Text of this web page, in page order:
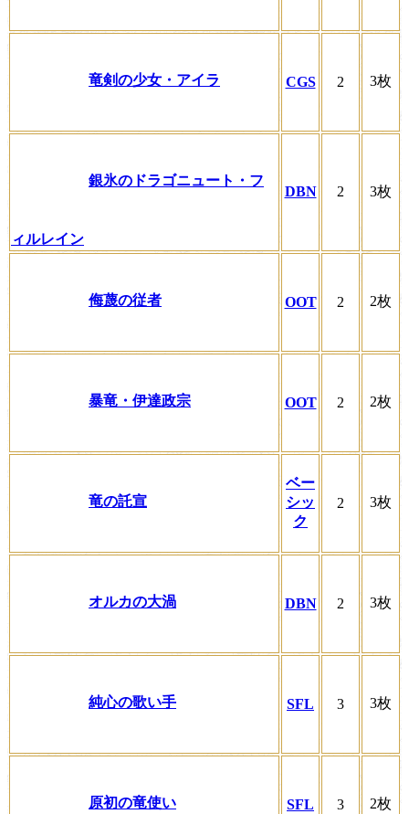
竜剣の少女・アイラ CGS 2 3枚
銀氷のドラゴニュート・フ
ィルレイン
DBN 2 3枚
侮蔑の従者 OOT 2 2枚
暴竜・伊達政宗 OOT 2 2枚
竜の託宣
ベー
シッ
ク
2 3枚
オルカの大渦 DBN 2 3枚
純心の歌い手 SFL 3 3枚
原初の竜使い SFL 3 2枚